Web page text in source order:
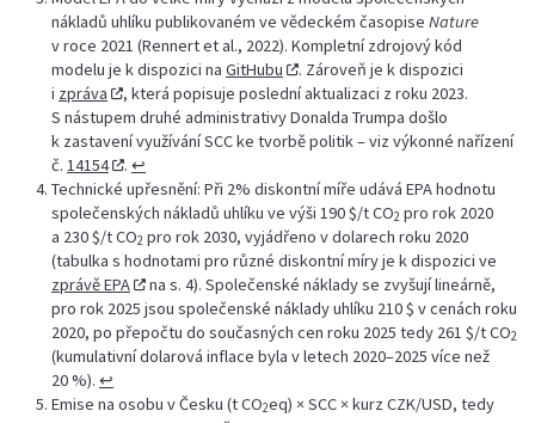
nákladů uhlíku publikovaném ve vědeckém časopise Nature
v roce 2021 (Rennert et al., 2022). Kompletní zdrojový kód
modelu je k dispozici na GitHubu
. Zároveň je k dispozici
i zpráva
, která popisuje poslední aktualizaci z roku 2023.
S nástupem druhé administrativy Donalda Trumpa došlo
k zastavení využívání SCC ke tvorbě politik – viz výkonné nařízení
č. 14154 .↩︎
Technické upřesnění: Při 2% diskontní míře udává EPA hodnotu
společenských nákladů uhlíku ve výši 190 $/t CO2 pro rok 2020
a 230 $/t CO2 pro rok 2030, vyjádřeno v dolarech roku 2020
(tabulka s hodnotami pro různé diskontní míry je k dispozici ve
zprávě EPA
na s. 4). Společenské náklady se zvyšují lineárně,
pro rok 2025 jsou společenské náklady uhlíku 210 $ v cenách roku
2020, po přepočtu do současných cen roku 2025 tedy 261 $/t CO2
(kumulativní dolarová inflace byla v letech 2020–2025 více než
20 %). ↩︎
Emise na osobu v Česku (t CO2eq) × SCC × kurz CZK/USD, tedy